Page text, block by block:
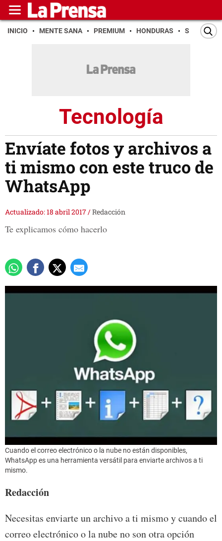
INICIO MENTE SANA PREMIUM HONDURAS SAN PEDRO
Tecnología
Envíate fotos y archivos a
ti mismo con este truco de
WhatsApp
Actualizado: 18 abril 2017/Redacción
Te explicamos cómo hacerlo
Cuando el correo electrónico o la nube no están disponibles,
WhatsApp es una herramienta versátil para enviarte archivos a ti
mismo.
Redacción
Necesitas enviarte un archivo a ti mismo y cuando el
correo electrónico o la nube no son otra opción